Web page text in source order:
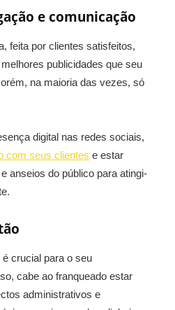
e comunicação
feita por clientes satisfeitos,
publicidades que seu
na maioria das vezes, só
digital nas redes sociais,
com seus clientes e estar
anseios do público para atingi-
crucial para o seu
cabe ao franqueado estar
administrativos e